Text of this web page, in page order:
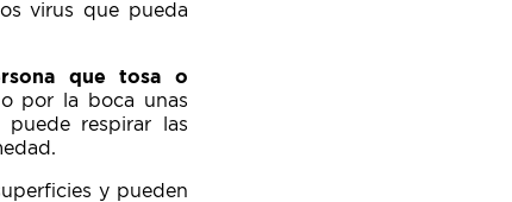
virus que pueda
que tosa o
por la boca unas
respirar las
y pueden